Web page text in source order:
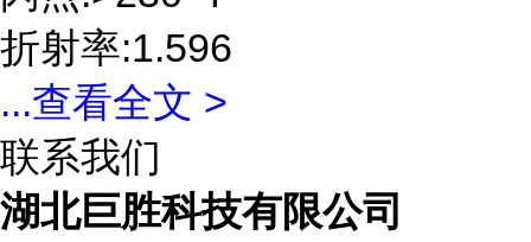
折射率:1.596
...查看全文 >
联系我们
湖北巨胜科技有限公司